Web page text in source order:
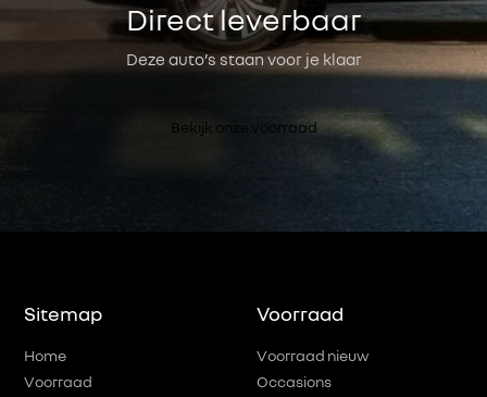
Direct leverbaar
Deze auto’s staan voor je klaar
Bekijk onze voorraad
Sitemap
Home
Voorraad
Voorraad
Voorraad nieuw
Occasions